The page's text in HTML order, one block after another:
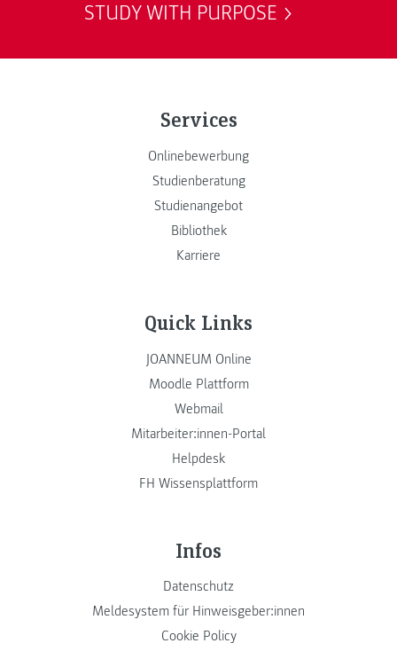
STUDY WITH PURPOSE
Services
Onlinebewerbung
Studienberatung
Studienangebot
Bibliothek
Karriere
Quick Links
JOANNEUM Online
Moodle Plattform
Webmail
Mitarbeiter:innen-Portal
Helpdesk
FH Wissensplattform
Infos
Datenschutz
Meldesystem für Hinweisgeber:innen
Cookie Policy